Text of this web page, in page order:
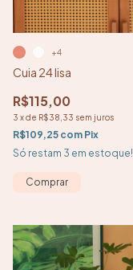
Cuia 24 lisa
R$115,00
3 xde R$38,33 sem juros
R$109,25 com Pix
Só restam 3 em estoque!
+4
Comprar